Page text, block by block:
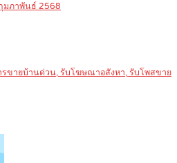
มภาพันธ์ 2568
ขายบ้านด่วน, รับโฆษณาอสังหา, รับโพสขาย